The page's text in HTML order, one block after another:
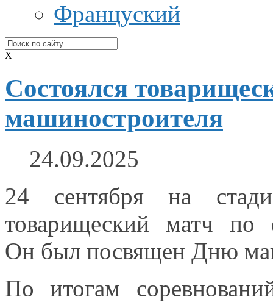
Француский
X
Состоялся
машиностроителя
24.09.2025
24 сентябряна
товарищеский матч по
Он был посвящен Дню
По итогам